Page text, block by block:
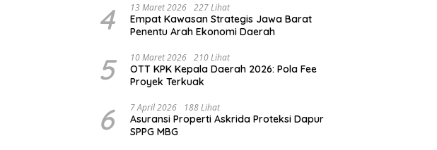
4 13 Maret 2026 227 Lihat
Empat Kawasan Strategis Jawa Barat
Penentu Arah Ekonomi Daerah
5 10 Maret 2026 210 Lihat
OTT KPK Kepala Daerah 2026: Pola Fee
Proyek Terkuak
6 7 April 2026 188 Lihat
Asuransi Properti Askrida Proteksi Dapur
SPPG MBG